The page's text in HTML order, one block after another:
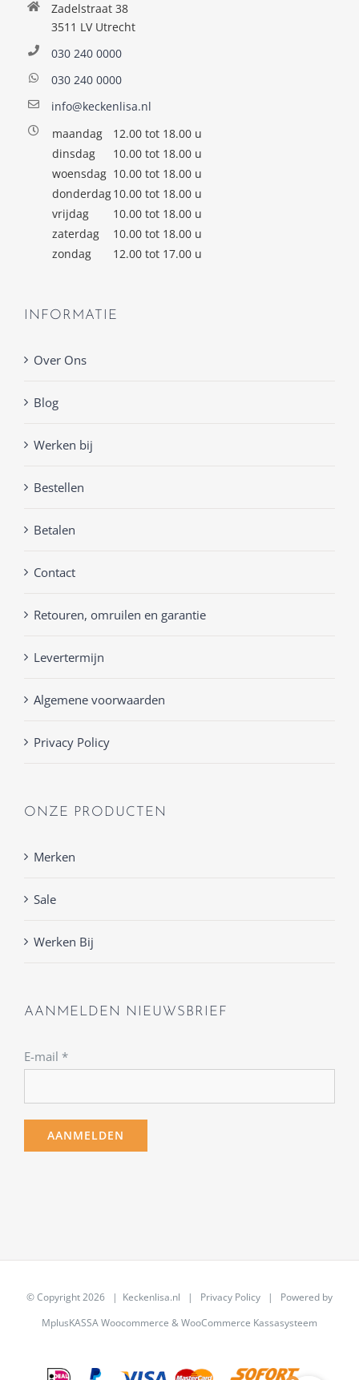
Zadelstraat 38
3511 LV Utrecht
030 240 0000
030 240 0000
info@keckenlisa.nl
maandag
12.00 tot 18.00 u
dinsdag
10.00 tot 18.00 u
woensdag 10.00 tot 18.00 u
donderdag10.00 tot 18.00 u
vrijdag
10.00 tot 18.00 u
zaterdag
10.00 tot 18.00 u
zondag
12.00 tot 17.00 u
INFORMATIE
Over Ons
Blog
Werken bij
Bestellen
Betalen
Contact
Retouren, omruilen en garantie
Levertermijn
Algemene voorwaarden
Privacy Policy
ONZE PRODUCTEN
Merken
Sale
Werken Bij
AANMELDEN NIEUWSBRIEF
E-mail *
© Copyright2026 | Keckenlisa.nl | Privacy Policy | Powered by
MplusKASSA Woocommerce &WooCommerce Kassasysteem